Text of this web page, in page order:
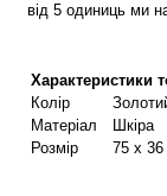
від 5 одиниць ми
Характеристики
Колір
Матеріал
Шкіра
Розмір
75 х